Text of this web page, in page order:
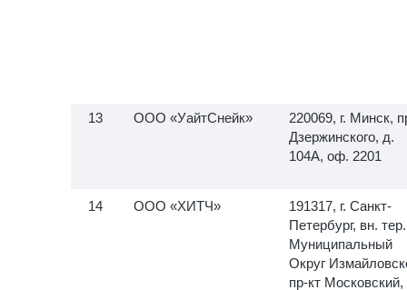
ООО «УайтСнейк»
220069, г. Минск,
Дзержинского, д.
104А, оф. 2201
ООО «ХИТЧ»
191317, г. Санкт-
Петербург, вн. тер.
Муниципальный
Округ
пр-кт Московский,